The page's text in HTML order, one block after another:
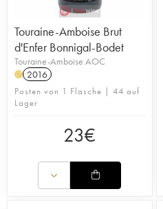
Touraine-Amboise Brut
d'Enfer Bonnigal-Bodet
Touraine-Amboise AOC
H 2016
Posten von 1 Flasche | 44 auf
Lager
23€